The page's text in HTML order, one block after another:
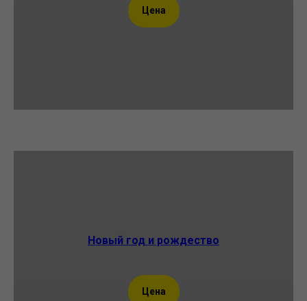
Цена
Новый год и рождество
Цена